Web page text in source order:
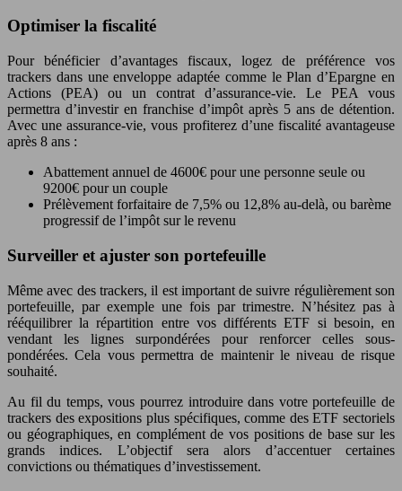
Optimiser la fiscalité
Pour bénéficier d’avantages fiscaux, logez de préférence vos
trackers dans une enveloppe adaptée comme le Plan d’Epargne en
Actions (PEA) ou un contrat d’assurance-vie. Le PEA vous
permettra d’investir en franchise d’impôt après 5 ans de détention.
Avec une assurance-vie, vous profiterez d’une fiscalité avantageuse
après 8 ans :
Abattement annuel de 4600€ pour une personne seule ou
9200€ pour un couple
Prélèvement forfaitaire de 7,5% ou 12,8% au-delà, ou barème
progressif de l’impôt sur le revenu
Surveiller et ajuster son portefeuille
Même avec des trackers, il est important de suivre régulièrement son
portefeuille, par exemple une fois par trimestre. N’hésitez pas à
rééquilibrer la répartition entre vos différents ETF si besoin, en
vendant les lignes surpondérées pour renforcer celles sous-
pondérées. Cela vous permettra de maintenir le niveau de risque
souhaité.
Au fil du temps, vous pourrez introduire dans votre portefeuille de
trackers des expositions plus spécifiques, comme des ETF sectoriels
ou géographiques, en complément de vos positions de base sur les
grands indices. L’objectif sera alors d’accentuer certaines
convictions ou thématiques d’investissement.